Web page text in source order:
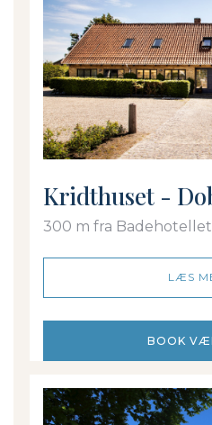
Kridthuset -
300 m fra
LÆS
BOOK